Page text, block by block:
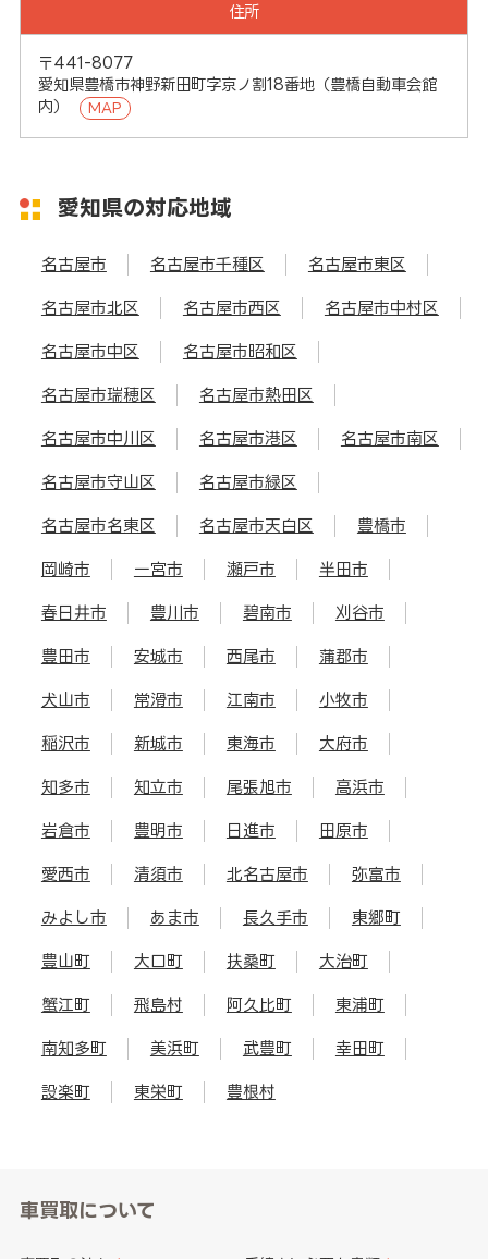
住所
〒441-8077
愛知県豊橋市神野新田町字京ノ割18番地（豊橋自動車会館
内）
MAP
愛知県の対応地域
名古屋市 名古屋市千種区 名古屋市東区
名古屋市北区 名古屋市西区 名古屋市中村区
名古屋市中区 名古屋市昭和区
名古屋市瑞穂区 名古屋市熱田区
名古屋市中川区 名古屋市港区 名古屋市南区
名古屋市守山区 名古屋市緑区
名古屋市名東区 名古屋市天白区 豊橋市
岡崎市 一宮市 瀬戸市 半田市
春日井市 豊川市 碧南市 刈谷市
豊田市 安城市 西尾市 蒲郡市
犬山市 常滑市 江南市 小牧市
稲沢市 新城市 東海市 大府市
知多市 知立市 尾張旭市 高浜市
岩倉市 豊明市 日進市 田原市
愛西市 清須市 北名古屋市 弥富市
みよし市 あま市 長久手市 東郷町
豊山町 大口町 扶桑町 大治町
蟹江町 飛島村 阿久比町 東浦町
南知多町 美浜町 武豊町 幸田町
設楽町 東栄町 豊根村
車買取について